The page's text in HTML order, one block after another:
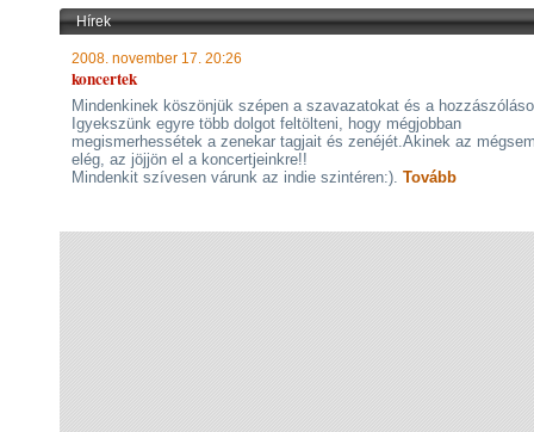
Hírek
2008. november 17. 20:26
koncertek
Mindenkinek köszönjük szépen a szavazatokat és a
Igyekszünk egyre több dolgot feltölteni, hogy mégjobban
megismerhessétek a zenekar tagjait és zenéjét.Akinek az
elég, az jöjjön el a koncertjeinkre!!
Mindenkit szívesen várunk az indie szintéren:). Tovább